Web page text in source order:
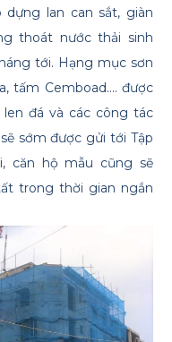
dựng lan can sắt, giàn
thoát nước thải sinh
tới. Hạng mục sơn
tấm Cemboad…. được
đá và các công tác
sớm được gửi tới Tập
căn hộ mẫu cũng sẽ
trong thời gian ngắn